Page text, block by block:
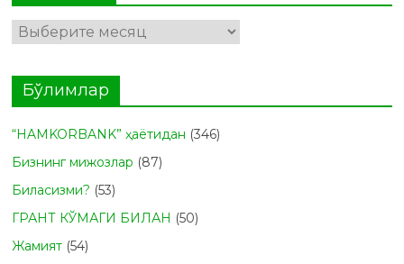
Архивлар
Бўлимлар
“HAMKORBANK” ҳаётидан (346)
Бизнинг мижозлар (87)
Биласизми? (53)
ГРАНТ КЎМАГИ БИЛАН (50)
Жамият (54)